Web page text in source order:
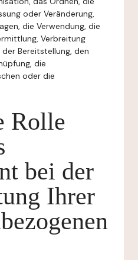
oder Veränderung,
die Verwendung, die
Verbreitung
Bereitstellung, den
die
oder die
Rolle
bei der
Ihrer